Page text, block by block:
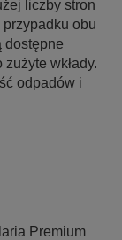
liczby stron
obu
dostępne
wkłady.
odpadów i
Premium